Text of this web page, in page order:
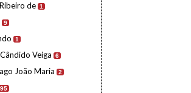
de 1
9
1
Veiga 6
João Maria 2
95